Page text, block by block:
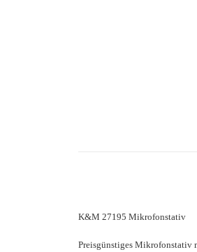
K&M 27195 Mikrofonstativ
Preisgünstiges Mikrofonstativ